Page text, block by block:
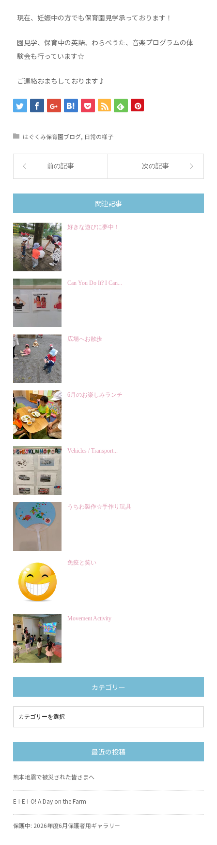
現在、妊娠中の方でも保育園見学承っております！
園見学、保育中の英語、わらべうた、音楽プログラムの体
験会も行っています☆
ご連絡おまちしております♪
はぐくみ保育園ブログ, 日常の様子
前の記事 次の記事
関連記事
好きな遊びに夢中！
Can You Do It? I Can...
広場へお散歩
6月のお楽しみランチ
Vehicles / Transport...
うちわ製作☆手作り玩具
免疫と笑い
Movement Activity
カテゴリー
最近の投稿
熊本地震で被災された皆さまへ
E-I-E-I-O! A Day on the Farm
保護中: 2026年度6月保護者用ギャラリー